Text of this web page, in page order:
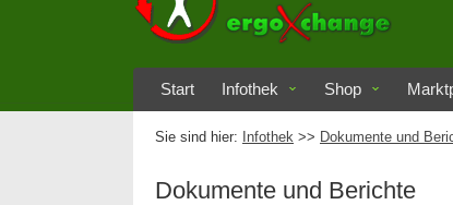
Start Infothek Shop
Sie sind hier: Infothek >> Dokumente und
Dokumente und Berichte